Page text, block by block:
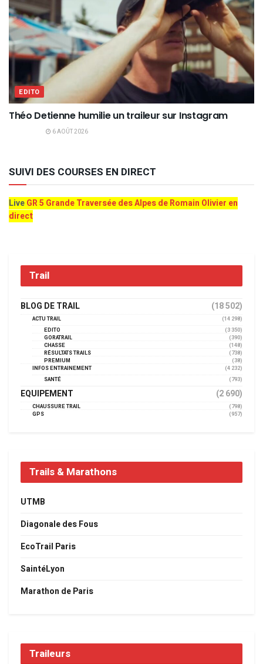
EDITO
Théo Detienne humilie un traileur sur Instagram
6 AOÛT 2026
SUIVI DES COURSES EN DIRECT
LiveGR 5 Grande Traversée des Alpes de Romain Olivier en
direct
Trail
BLOG DE TRAIL (18 502)
ACTU TRAIL
(14 298)
EDITO
(3 350)
GORATRAIL
(390)
CHASSE
(148)
RÉSULTATS TRAILS
(738)
PREMIUM
(38)
INFOS ENTRAINEMENT
(4 232)
SANTÉ
(793)
EQUIPEMENT (2 690)
CHAUSSURE TRAIL
(798)
GPS
(957)
Trails & Marathons
UTMB
Diagonale des Fous
EcoTrail Paris
SaintéLyon
Marathon de Paris
Traileurs